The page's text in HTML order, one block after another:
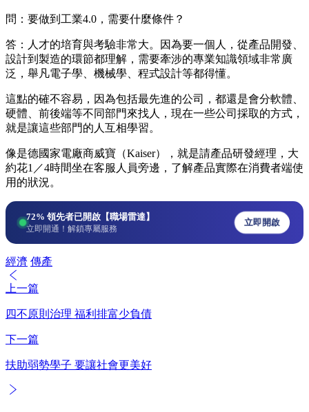
問：要做到工業4.0，需要什麼條件？
答：人才的培育與考驗非常大。因為要一個人，從產品開發、
設計到製造的環節都理解，需要牽涉的專業知識領域非常廣
泛，舉凡電子學、機械學、程式設計等都得懂。
這點的確不容易，因為包括最先進的公司，都還是會分軟體、
硬體、前後端等不同部門來找人，現在一些公司採取的方式，
就是讓這些部門的人互相學習。
像是德國家電廠商威寶（Kaiser），就是請產品研發經理，大
約花1／4時間坐在客服人員旁邊，了解產品實際在消費者端使
用的狀況。
72% 領先者已開啟【職場雷達】
立即開通！解鎖專屬服務
立即開啟
經濟 傳產
上一篇
四不原則治理 福利排富少負債
下一篇
扶助弱勢學子 要讓社會更美好